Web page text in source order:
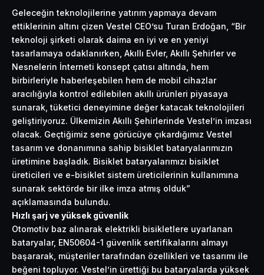
Geleceğin teknolojilerine yatırım yapmaya devam
ettiklerinin altını çizen Vestel CEO’su Turan Erdoğan, “Bir
teknoloji şirketi olarak daima en iyi ve en yeniyi
tasarlamaya odaklanırken, Akıllı Evler, Akıllı Şehirler ve
Nesnelerin İnterneti konsept çatısı altında, hem
birbirleriyle haberleşebilen hem de mobil cihazlar
aracılığıyla kontrol edilebilen akıllı ürünleri piyasaya
sunarak, tüketici deneyimine değer katacak teknolojileri
geliştiriyoruz. Ülkemizin Akıllı Şehirlerinde Vestel’in imzası
olacak. Geçtiğimiz sene görücüye çıkardığımız Vestel
tasarım ve donanımına sahip bisiklet bataryalarımızın
üretimine başladık. Bisiklet bataryalarımızı bisiklet
üreticileri ve e-bisiklet sistem üreticilerinin kullanımına
sunarak sektörde bir ilke imza atmış olduk”
açıklamasında bulundu.
Hızlı şarj ve yüksek güvenlik
Otomotiv baz alınarak elektrikli bisikletlere uyarlanan
bataryalar, EN50604-1 güvenlik sertifikalarını almayı
başararak, müşteriler tarafından özellikleri ve tasarımı ile
beğeni topluyor. Vestel’in ürettiği bu bataryalarda yüksek